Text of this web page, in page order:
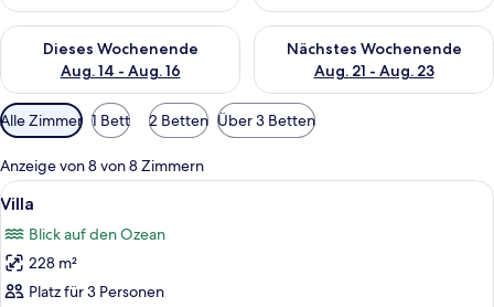
Dieses Wochenende
Aug. 14 - Aug. 16
Überprüfe die Verfügbarkeit für dieses Wochenende, Aug. 14
Nächstes Wochenende
Aug. 21 - Aug. 23
Überprüfe die Verfügbarkeit
Verfügbare
Filter
für
Zimmer
Alle Zimmer 1 Bett 2 Betten Über 3 Betten
Anzeige von 8 von 8 Zimmern
Alle
Fotos
für
Villa
anzeigen
Ein modernes Schlafzimmer mit
10
Villa
Blick auf den Ozean
228 m²
Platz für 3 Personen